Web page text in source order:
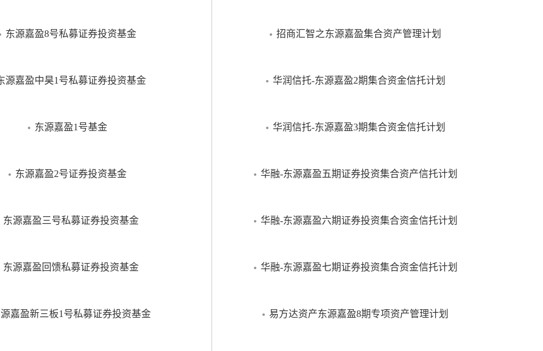
东源嘉盈8号私募证券投资基金
源嘉盈中昊1号私募证券投资基金
东源嘉盈1号基金
东源嘉盈2号证券投资基金
东源嘉盈三号私募证券投资基金
东源嘉盈回馈私募证券投资基金
嘉盈新三板1号私募证券投资基金
招商汇智之东源嘉盈集合资产管理计划
华润信托-东源嘉盈2期集合资金信托计划
华润信托-东源嘉盈3期集合资金信托计划
华融-东源嘉盈五期证券投资集合资产信托计划
华融-东源嘉盈六期证券投资集合资金信托计划
华融-东源嘉盈七期证券投资集合资金信托计划
易方达资产东源嘉盈8期专项资产管理计划